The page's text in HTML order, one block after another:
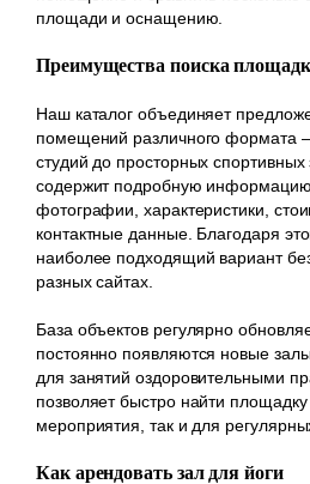
площади и оснащению.
Преимущества поиска
Наш каталог объединяет
помещений различного формата
студий до просторных спортивных
содержит подробную информацию
фотографии, характеристики,
контактные данные. Благодаря
наиболее подходящий вариант
разных сайтах.
База объектов регулярно
постоянно появляются новые
для занятий оздоровительными
позволяет быстро найти площадку
мероприятия, так и для
Как арендовать зал для йоги